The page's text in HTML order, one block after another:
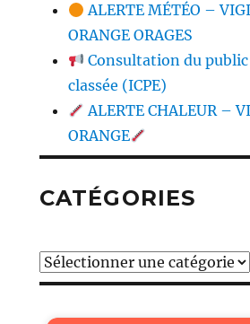
ALERTE MÉTÉO –
ORANGE ORAGES
Consultation du
classée (ICPE)
ALERTE CHALEUR –
ORANGE
CATÉGORIES
Catégories